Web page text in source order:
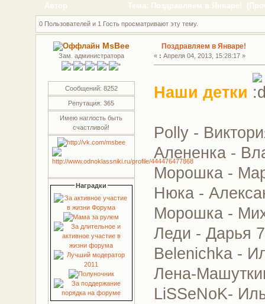
Автор Тема: Поздравляем в Январе!
0 Пользователей и 1 Гость просматривают эту тему.
MsBee
Зам. администратора
Сообщений: 8252
Репутация: 365
Имею наглость быть
счастливой!
Наградки
Поздравляем в Январе!
« : Апреля 04, 2013, 15:28:17 »
Наши детки
Polly -
Алененка -
Морошка -
Нюка -
Морошка -
Леди - Дарья
Belenichka -
Лена-
LiSSeNoK-